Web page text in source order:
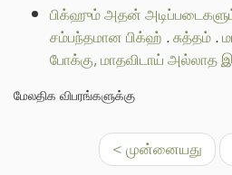
பிக்ஹும் அதன்
சம்பந்தமான பிக்ஹ் .சுத்தம்.
போக்கு, மாதவிடாய் அல்லாத
மேலதிக விபரங்களுக்கு
< முன்னையது